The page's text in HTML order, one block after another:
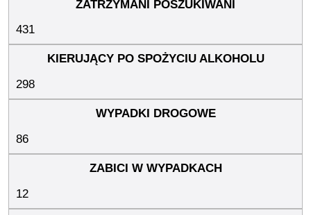
431
298
86
12